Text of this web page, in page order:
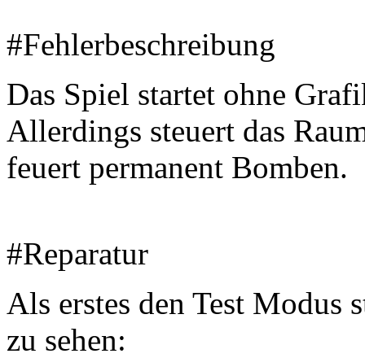
#Fehlerbeschreibung
Das Spiel startet ohne
Allerdings steuert das
feuert permanent Bomben.
#Reparatur
Als erstes den Test Modus
zu sehen: